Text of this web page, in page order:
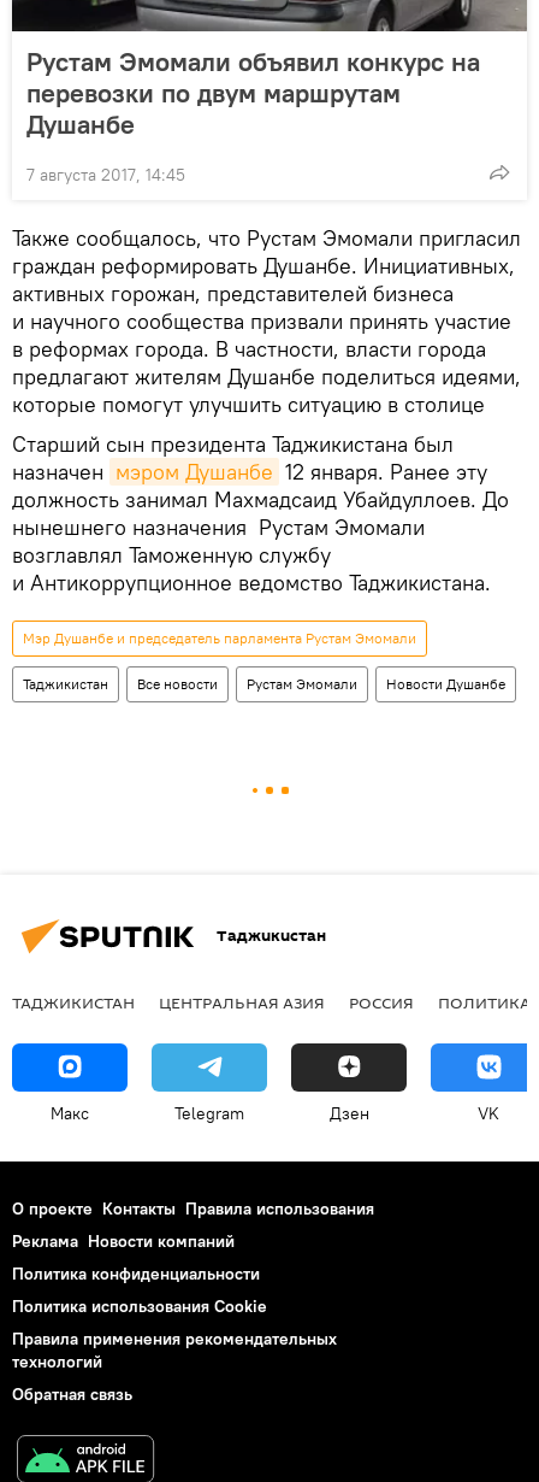
Рустам Эмомали объявил конкурс на
перевозки по двум маршрутам
Душанбе
7 августа 2017, 14:45
Также сообщалось, что Рустам Эмомали пригласил
граждан реформировать Душанбе. Инициативных,
активных горожан, представителей бизнеса
и научного сообщества призвали принять участие
в реформах города. В частности, власти города
предлагают жителям Душанбе поделиться идеями,
которые помогут улучшить ситуацию в столице
Старший сын президента Таджикистана был
назначен мэром Душанбе 12 января. Ранее эту
должность занимал Махмадсаид Убайдуллоев. До
нынешнего назначения Рустам Эмомали
возглавлял Таможенную службу
и Антикоррупционное ведомство Таджикистана.
Мэр Душанбе и председатель парламента Рустам Эмомали
Таджикистан Все новости Рустам Эмомали Новости Душанбе
Таджикистан
ТАДЖИКИСТАН ЦЕНТРАЛЬНАЯ АЗИЯ РОССИЯ ПОЛИТИКА
Макс Telegram Дзен VK
О проекте Контакты Правила использования
Реклама Новости компаний
Политика конфиденциальности
Политика использования Cookie
Правила применения рекомендательных
технологий
Обратная связь